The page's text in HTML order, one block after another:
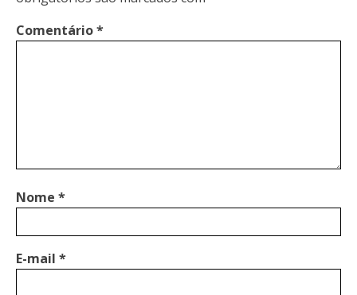
Comentário*
Nome *
E-mail *